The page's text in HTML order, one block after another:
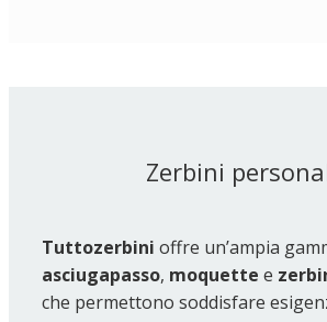
Zerbini
Tuttozerbini offre un’ampia
asciugapasso, moquette e
che permettono soddisfare